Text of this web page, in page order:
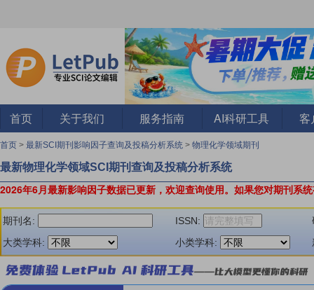
首页 关于我们 服务指南 AI科研工具 客
首页 > 最新SCI期刊影响因子查询及投稿分析系统 > 物理化学领域期刊
最新物理化学领域SCI期刊查询及投稿分析系统
2026年6月最新影响因子数据已更新，欢迎查询使用。 如果您对期刊系
期刊名: ISSN:
大类学科:
小类学科: